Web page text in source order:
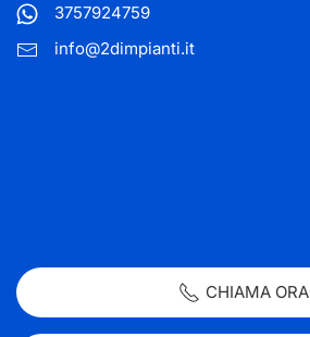
3757924759
info@2dimpianti.it
CHIAMA ORA